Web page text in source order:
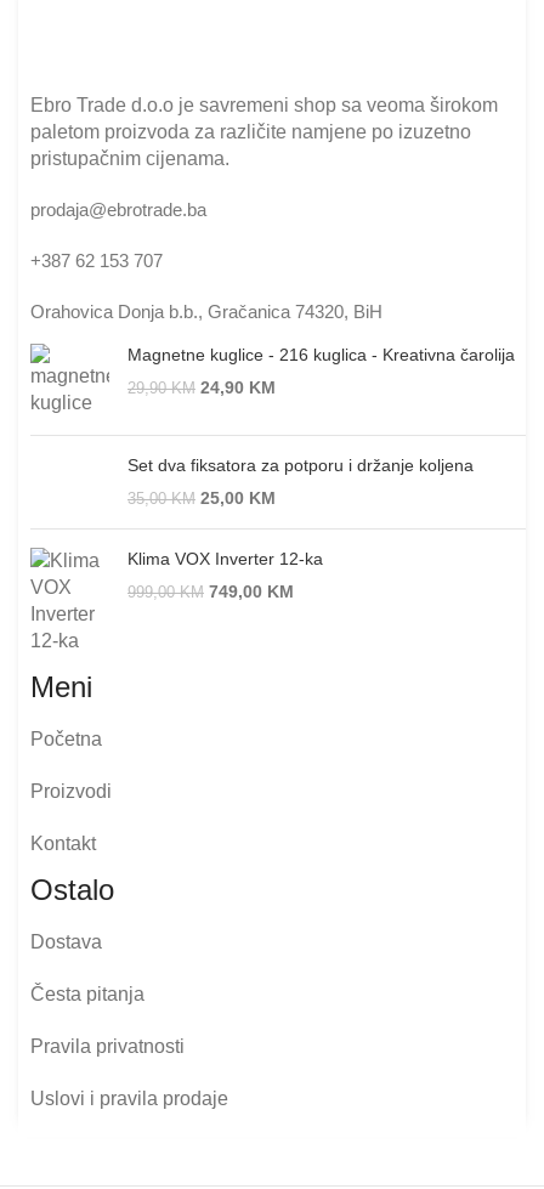
Ebro Trade d.o.o je savremeni shop sa veoma širokom
paletom proizvoda za različite namjene po izuzetno
pristupačnim cijenama.
prodaja@ebrotrade.ba
+387 62 153 707
Orahovica Donja b.b., Gračanica 74320, BiH
Magnetne kuglice - 216 kuglica - Kreativna čarolija
29,90KM 24,90 KM
Set dva fiksatora za potporu i držanje koljena
35,00KM 25,00 KM
Klima VOX Inverter 12-ka
999,00KM 749,00 KM
Meni
Početna
Proizvodi
Kontakt
Ostalo
Dostava
Česta pitanja
Pravila privatnosti
Uslovi i pravila prodaje